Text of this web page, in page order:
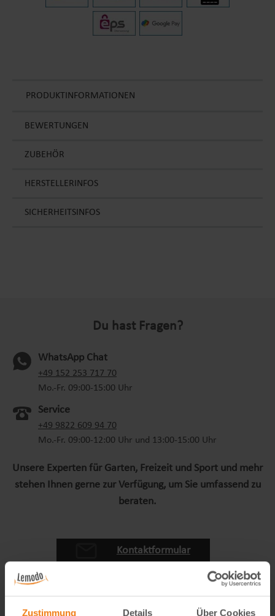
Zustimmung Details Über Cookies
PRODUKTINFORMATIONEN
BEWERTUNGEN
ZUBEHÖR
HERSTELLERINFOS
SICHERHEITSINFOS
Du hast Fragen?
WhatsApp Chat
+49 152 253 717 70
Mo.-Fr. 09:00-15:00 Uhr
Service
+49 9822 609 94 70
Mo.-Fr. 09:00-12:00 Uhr und 13:00-15:00 Uhr
Unsere Experten für Garten, Freizeit und Sport und mehr
stehen Ihnen gerne zur Verfügung, um Sie umfassend zu
beraten.
Kontaktformular